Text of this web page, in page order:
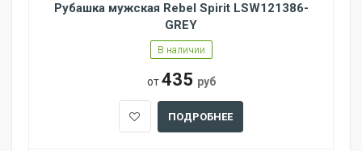
Рубашка мужская Rebel Spirit LSW121386-
GREY
В наличии
от435 руб
ПОДРОБНЕЕ